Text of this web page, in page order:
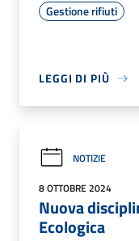
Gestione rifiuti
LEGGI DI PIÙ
NOTIZIE
8 OTTOBRE 2024
Nuova
Ecologica